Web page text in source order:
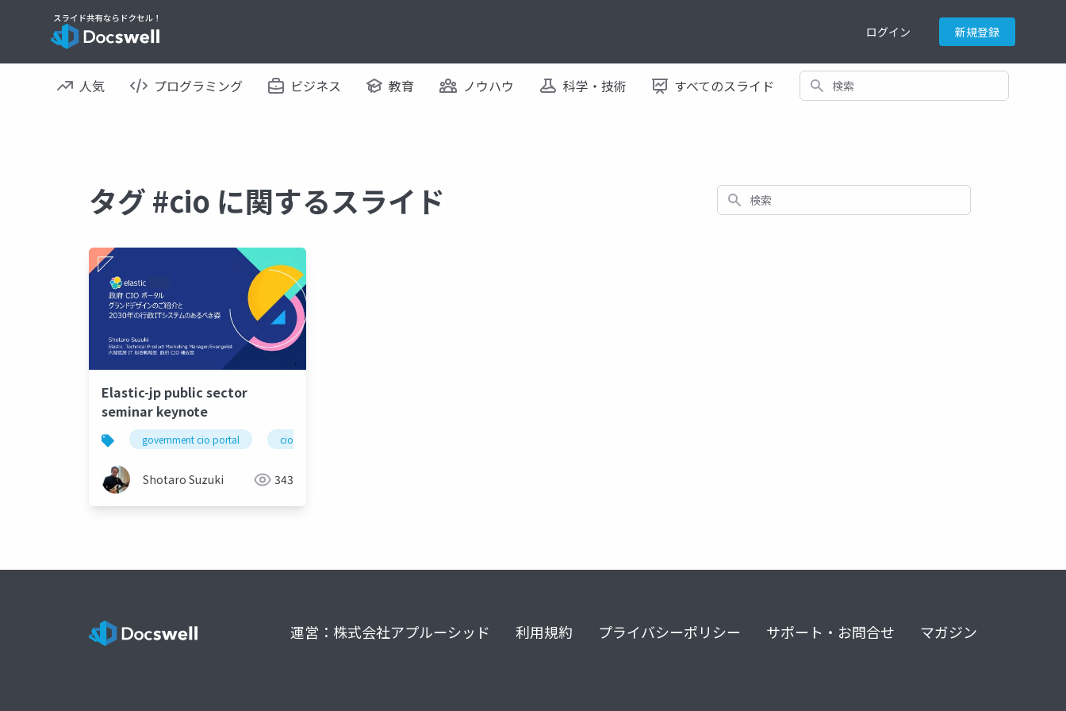
ログイン 新規登録
人気 プログラミング ビジネス 教育 ノウハウ 科学・技術 すべてのスライド 検索
タグ #cio に関するスライド 検索
Elastic-jp public sector
seminar keynote
government cio portal cio
Shotaro Suzuki 343
運営：株式会社アプルーシッド 利用規約 プライバシーポリシー サポート・お問合せ マガジン